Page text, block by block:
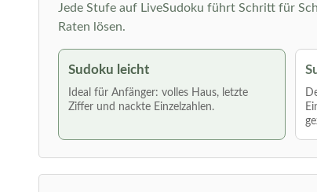
Jede Stufe auf LiveSudoku führt Schritt für
Raten lösen.
Sudoku leicht
Ideal für Anfänger: volles Haus, letzte
Ziffer und nackte Einzelzahlen.